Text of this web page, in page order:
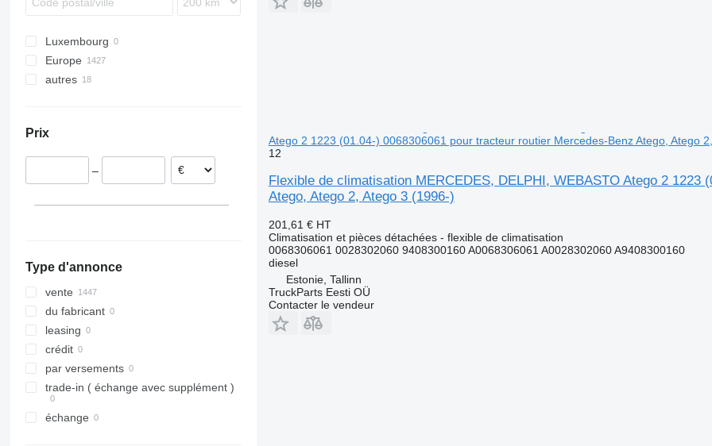
Luxembourg
Europe
Estonie
Lituanie
Allemagne
autres
Prix
–
Type d'annonce
vente
du fabricant
leasing
crédit
par versements
trade-in ( échange avec supplément )
échange
Atego 2 1223 (01.04-) 0068306061 pour tracteur routier Mercedes-Benz Atego, Atego
12
Flexible de climatisation MERCEDES, DELPHI, WEBASTO Atego 2
Atego, Atego 2, Atego 3 (1996-)
201,61 € HT
Climatisation et pièces détachées - flexible de climatisation
0068306061 0028302060 9408300160 A0068306061 A0028302060 A9408300160
diesel
Estonie, Tallinn
TruckParts Eesti OÜ
Contacter le vendeur